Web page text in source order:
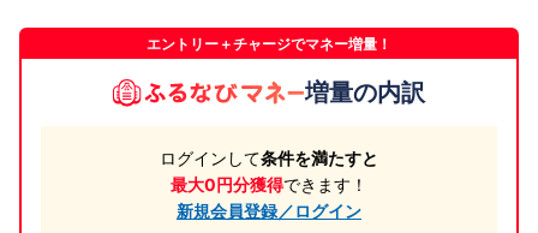
エントリー＋チャージでマネー増量！
増量の内訳
ログインして条件を満たすと
最大0円分獲得できます！
新規会員登録／ログイン